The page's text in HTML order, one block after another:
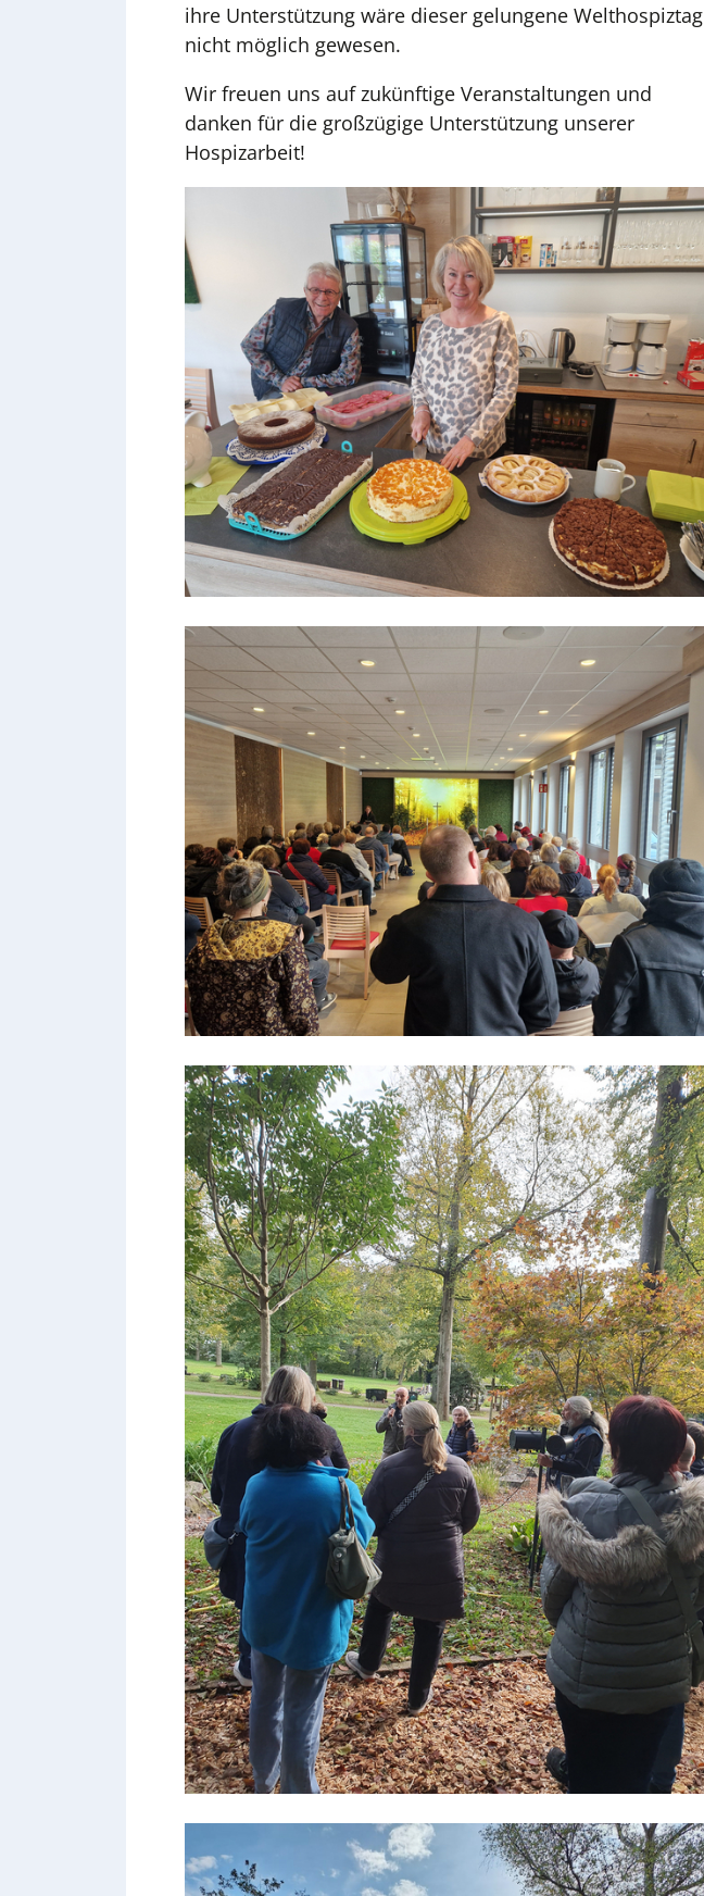
ihre Unterstützung wäre dieser gelungene Welthospiztag
nicht möglich gewesen.
Wir freuen uns auf zukünftige Veranstaltungen und
danken für die großzügige Unterstützung unserer
Hospizarbeit!